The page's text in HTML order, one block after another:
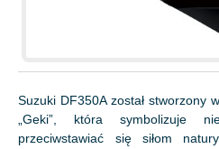
Suzuki DF350A został stworzony
„Geki”, która symbolizuje
przeciwstawiać się siłom